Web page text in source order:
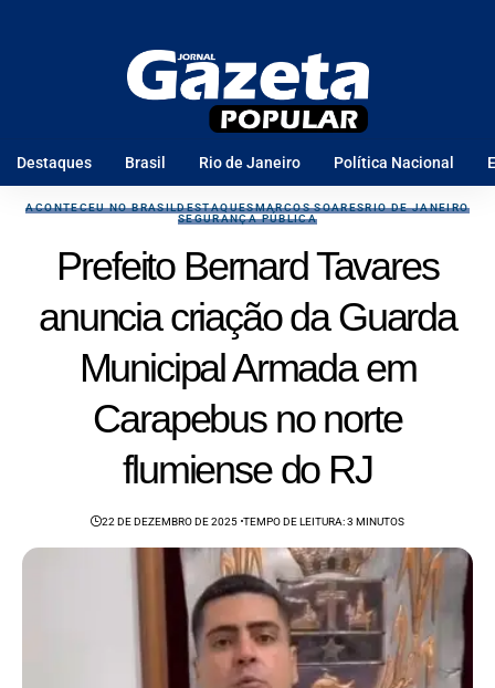
Destaques Brasil Rio de Janeiro Política Nacional
ACONTECEU NO BRASILDESTAQUESMARCOS SOARESRIO DE JANEIRO
SEGURANÇA PÚBLICA
Prefeito Bernard Tavares
anuncia criação da Guarda
Municipal Armada em
Carapebus no norte
flumiense do RJ
22 DE DEZEMBRO DE 2025 TEMPO DE LEITURA: 3 MINUTOS